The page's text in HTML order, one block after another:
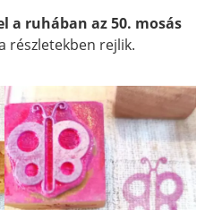
a ruhában az 50. mosás
részletekben rejlik.